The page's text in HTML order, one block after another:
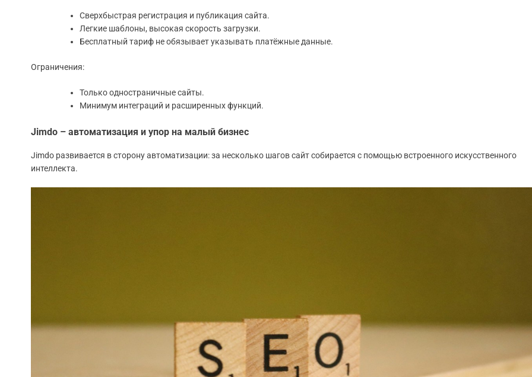
Сверхбыстрая регистрация и публикация сайта.
Легкие шаблоны, высокая скорость загрузки.
Бесплатный тариф не обязывает указывать платёжные данные.
Ограничения:
Только одностраничные сайты.
Минимум интеграций и расширенных функций.
Jimdo – автоматизация и упор на малый бизнес
Jimdo развивается в сторону автоматизации: за несколько шагов сайт собирается с помощью встроенного искусственного
интеллекта.